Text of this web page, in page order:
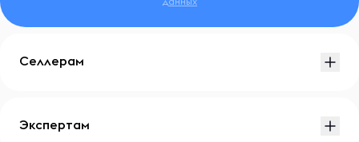
Селлерам
Экспертам